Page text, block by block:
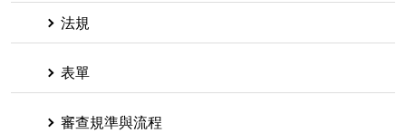
法規
表單
審查規準與流程